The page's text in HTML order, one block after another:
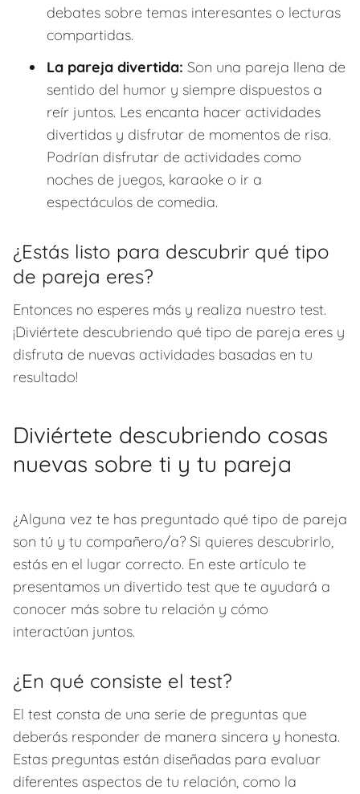
debates sobre temas interesantes o lecturas
compartidas.
La pareja divertida: Son una pareja llena de
sentido del humor y siempre dispuestos a
reír juntos. Les encanta hacer actividades
divertidas y disfrutar de momentos de risa.
Podrían disfrutar de actividades como
noches de juegos, karaoke o ir a
espectáculos de comedia.
¿Estás listo para descubrir qué tipo
de pareja eres?
Entonces no esperes más y realiza nuestro test.
¡Diviértete descubriendo qué tipo de pareja eres y
disfruta de nuevas actividades basadas en tu
resultado!
Diviértete descubriendo cosas
nuevas sobre ti y tu pareja
¿Alguna vez te has preguntado qué tipo de pareja
son tú y tu compañero/a? Si quieres descubrirlo,
estás en el lugar correcto. En este artículo te
presentamos un divertido test que te ayudará a
conocer más sobre tu relación y cómo
interactúan juntos.
¿En qué consiste el test?
El test consta de una serie de preguntas que
deberás responder de manera sincera y honesta.
Estas preguntas están diseñadas para evaluar
diferentes aspectos de tu relación, como la